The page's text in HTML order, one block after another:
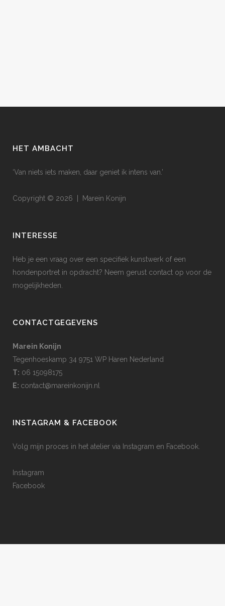
HET AMBACHT
‘Van niets iets maken, daar geniet ik intens van.’
Copyright © 2026 | Marein Konijn
INTERESSE
Heb je een vraag over een specifiek kunstwerk of een
hondenportret in opdracht? Neem gerust contact op voor de
mogelijkheden.
CONTACTGEGEVENS
Marein Konijn
Tegenhoeskamp 34 9751 WP Haren Nederland
T: 06 15098175
E: contact@mareinkonijn.nl
INSTAGRAM & FACEBOOK
Volg mijn proces in het atelier via Instagram en Facebook.
Instagram
Facebook